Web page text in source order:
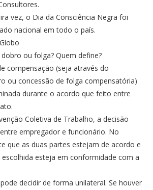
vez, o Dia da Consciência Negra foi
nacional em todo o país.
ou folga? Quem define?
compensação (seja através do
ou concessão de folga compensatória)
durante o acordo que feito entre
Coletiva de Trabalho, a decisão
empregador e funcionário. No
que as duas partes estejam de acordo e
esteja em conformidade com a
decidir de forma unilateral. Se houver